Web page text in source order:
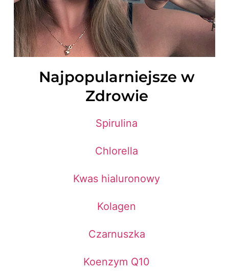
Najpopularniejsze w
Zdrowie
Spirulina
Chlorella
Kwas hialuronowy
Kolagen
Czarnuszka
Koenzym Q10